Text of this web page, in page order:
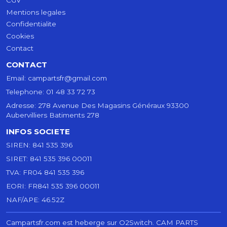
Mentions legales
Confidentialite
Cookies
Contact
CONTACT
Email: campartsfr@gmail.com
Telephone: 01 48 33 72 73
Adresse: 278 Avenue Des Magasins Généraux 93300
Aubervilliers Batiments 278
INFOS SOCIETE
SIREN: 841 535 396
SIRET: 841 535 396 00011
TVA: FR04 841 535 396
EORI: FR841 535 396 00011
NAF/APE: 46.52Z
Campartsfr.com est heberge sur O2Switch. CAM PARTS